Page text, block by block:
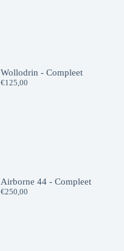
Wollodrin - Compleet
€125,00
Airborne 44 - Compleet
€250,00